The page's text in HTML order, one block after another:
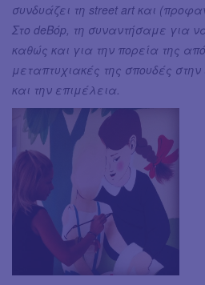
συνδυάζει τη street art και
Στο deBόp, τη συναντήσαμε για
καθώς και για την πορεία της
μεταπτυχιακές της σπουδές στην
και την επιμέλεια.